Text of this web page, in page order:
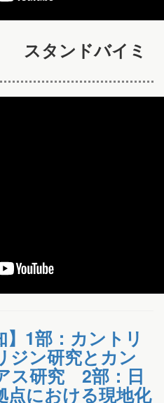
タンドバイミ
】1部：カントリ
ジン研究とカン
ス研究 2部：日
点における現地化